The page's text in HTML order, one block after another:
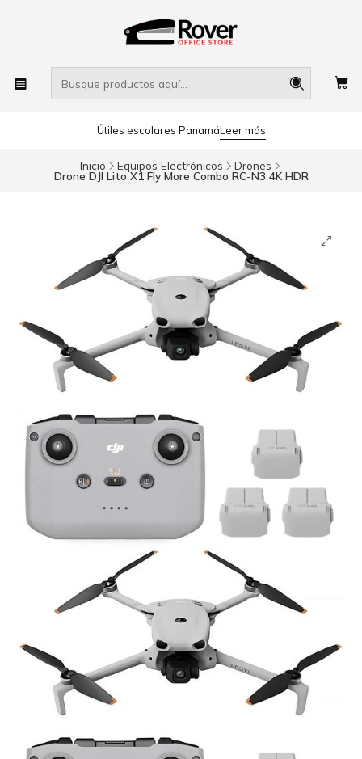
Útiles escolares PanamáLeer más
Inicio Equipos Electrónicos Drones
Drone DJI Lito X1 Fly More Combo RC-N3 4K HDR